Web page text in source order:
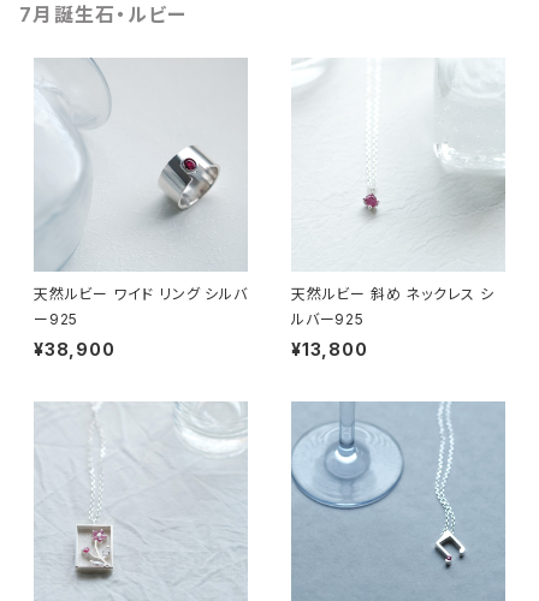
7月誕生石・ルビー
天然ルビー ワイド リング シルバ
ー925
¥38,900
天然ルビー 斜め ネックレス シ
ルバー925
¥13,800